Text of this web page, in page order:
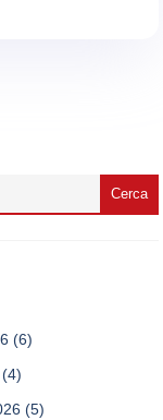
(6)
(4)
(5)